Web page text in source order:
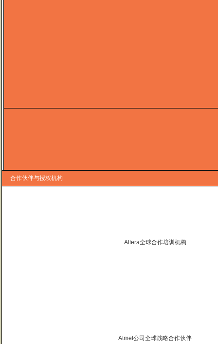
合作伙伴与授权机构
Altera全球合作培训机构
Atmel公司全球战略合作伙伴